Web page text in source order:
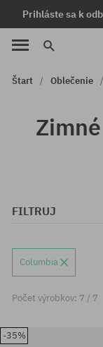
Prihláste sa k
Štart Oblečenie
FILTRUJ
Columbia
Počet výrobkov: 7 / 7
-35%